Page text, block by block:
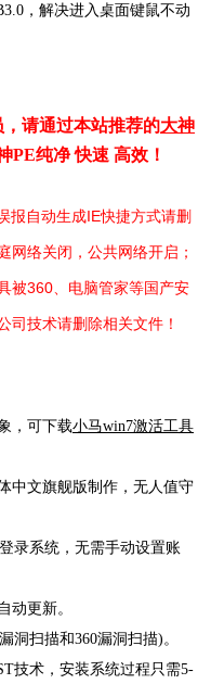
，解决进入桌面键鼠不动
请通过本站推荐的大神
PE纯净 快速 高效！
报自动生成IE快捷方式请删
网络关闭，公共网络开启；
被360、电脑管家等国产安
司技术请删除相关文件！
，可下载小马win7激活工具
中文旗舰版制作，无人值守
录系统，无需手动设置账
动更新。
洞扫描和360漏洞扫描)。
技术，安装系统过程只需5-